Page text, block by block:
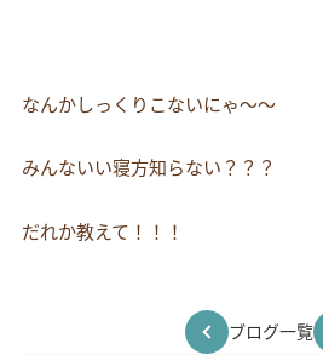
なんかしっくりこないにゃ～～
みんないい寝方知らない？？？
だれか教えて！！！
ブログ一覧